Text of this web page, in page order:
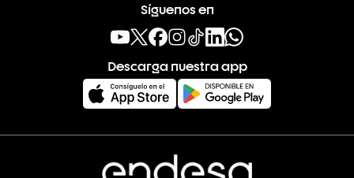
Síguenos en
Descarga nuestra app